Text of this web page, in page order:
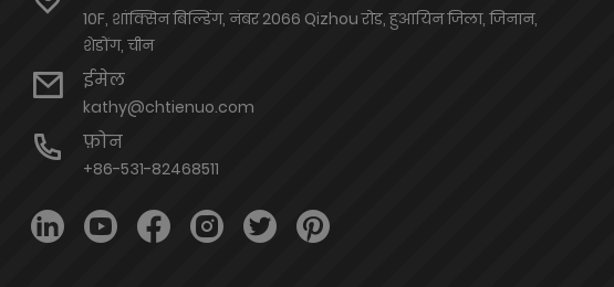
10F, शांक्सिन बिल्डिंग, नंबर 2066 Qizhou रोड, हुआयिन जिला, जिनान,
शेडोंग, चीन
ईमेल
kathy@chtienuo.com
फ़ोन
+86-531-82468511